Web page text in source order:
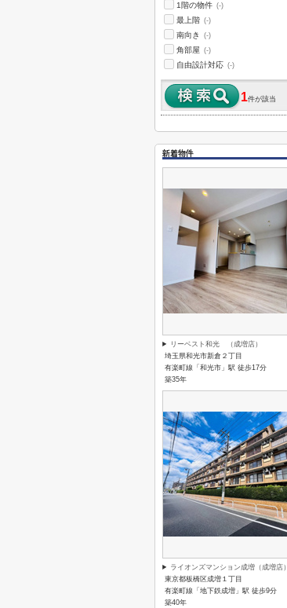
1階の物件 (-)
最上階 (-)
南向き (-)
角部屋 (-)
自由設計対応 (-)
1件が該当
新着物件
リーベスト和光 （成増店）
埼玉県和光市新倉２丁目
有楽町線「和光市」駅 徒歩17分
築35年
ライオンズマンション成増（成増店）
東京都板橋区成増１丁目
有楽町線「地下鉄成増」駅 徒歩9分
築40年